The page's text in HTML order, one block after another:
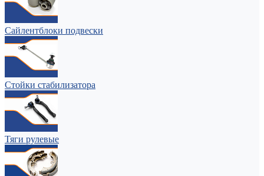
Сайлентблоки подвески
Стойки стабилизатора
Тяги рулевые